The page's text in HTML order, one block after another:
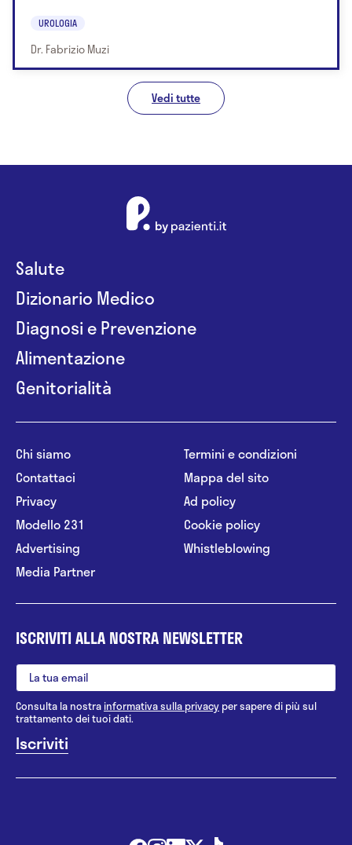
UROLOGIA
Dr. Fabrizio Muzi
Vedi tutte
Salute
Dizionario Medico
Diagnosi e Prevenzione
Alimentazione
Genitorialità
Chi siamo
Contattaci
Privacy
Modello 231
Advertising
Media Partner
Termini e condizioni
Mappa del sito
Ad policy
Cookie policy
Whistleblowing
ISCRIVITI ALLA NOSTRA NEWSLETTER
Consulta la nostrainformativa sulla privacy per sapere di più sul
trattamento dei tuoi dati.